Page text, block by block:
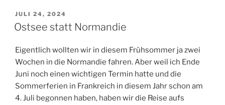
VERÖFFENTLICHT
AM
JULI 24, 2024
Ostsee statt Normandie
Eigentlich wollten wir in diesem Frühsommer ja zwei
Wochen in die Normandie fahren. Aber weil ich Ende
Juni noch einen wichtigen Termin hatte und die
Sommerferien in Frankreich in diesem Jahr schon am
4. Juli begonnen haben, haben wir die Reise aufs